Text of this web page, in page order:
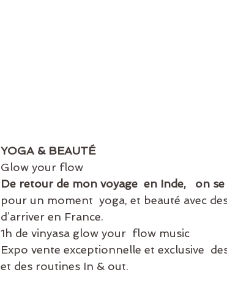
YOGA & BEAUTÉ
Glow your flow
De retour de mon voyage  en Inde,   on
pour un moment  yoga, et beauté avec
d’arriver en France.
1h de vinyasa glow your  flow music
Expo vente exceptionnelle et exclusive
et des routines In & out.